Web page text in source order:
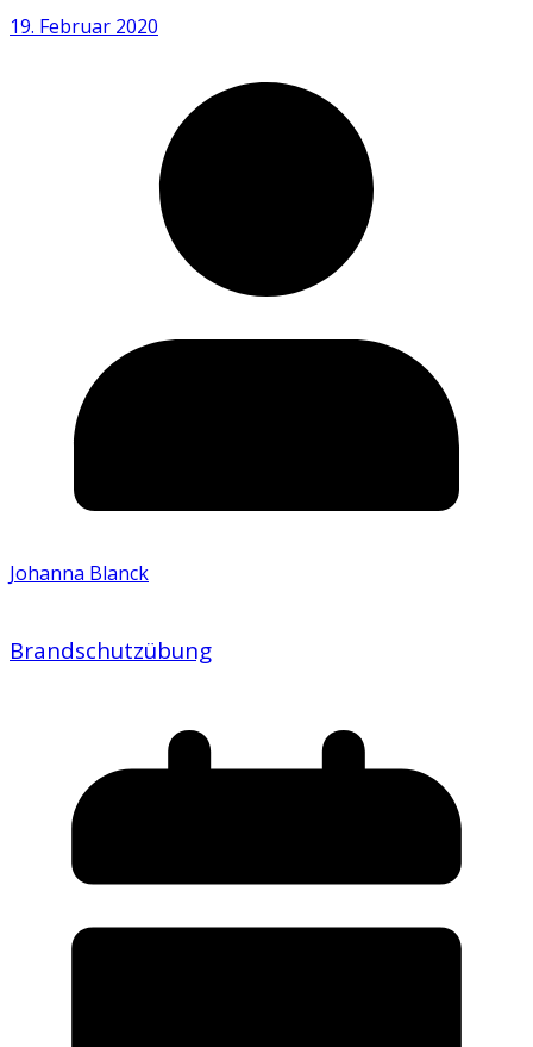
19. Februar 2020
Johanna Blanck
Brandschutzübung